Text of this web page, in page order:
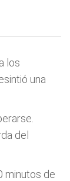
los
una
del
minutos de